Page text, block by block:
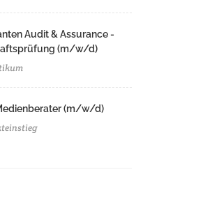
Audit & Assurance -
(m/w/d)
(m/w/d)